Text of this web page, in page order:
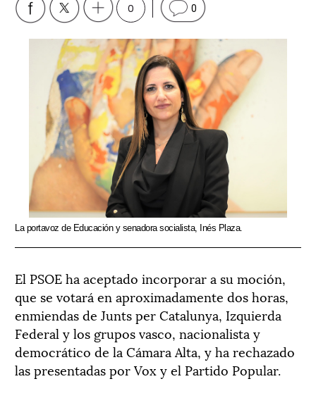
0 0
La portavoz de Educación y senadora socialista, Inés Plaza.
El PSOE ha aceptado incorporar a su moción,
que se votará en aproximadamente dos horas,
enmiendas de Junts per Catalunya, Izquierda
Federal y los grupos vasco, nacionalista y
democrático de la Cámara Alta, y ha rechazado
las presentadas por Vox y el Partido Popular.